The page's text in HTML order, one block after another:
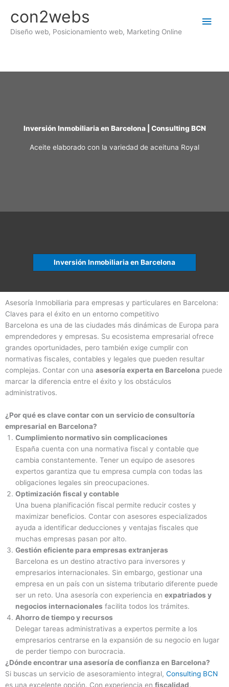
contenido
con2webs
Diseño web, Posicionamiento web, Marketing Online
Inversión Inmobiliaria en Barcelona | Consulting BCN
Aceite elaborado con la variedad de aceituna Royal
Inversión Inmobiliaria en Barcelona
Asesoría Inmobiliaria para empresas y particulares en Barcelona:
Claves para el éxito en un entorno competitivo
Barcelona es una de las ciudades más dinámicas de Europa para
emprendedores y empresas. Su ecosistema empresarial ofrece
grandes oportunidades, pero también exige cumplir con
normativas fiscales, contables y legales que pueden resultar
complejas. Contar con una asesoría experta en Barcelona puede
marcar la diferencia entre el éxito y los obstáculos
administrativos.
¿Por qué es clave contar con un servicio de consultoría
empresarial en Barcelona?
Cumplimiento normativo sin complicaciones
España cuenta con una normativa fiscal y contable que
cambia constantemente. Tener un equipo de asesores
expertos garantiza que tu empresa cumpla con todas las
obligaciones legales sin preocupaciones.
Optimización fiscal y contable
Una buena planificación fiscal permite reducir costes y
maximizar beneficios. Contar con asesores especializados
ayuda a identificar deducciones y ventajas fiscales que
muchas empresas pasan por alto.
Gestión eficiente para empresas extranjeras
Barcelona es un destino atractivo para inversores y
empresarios internacionales. Sin embargo, gestionar una
empresa en un país con un sistema tributario diferente puede
ser un reto. Una asesoría con experiencia en expatriados y
negocios internacionales facilita todos los trámites.
Ahorro de tiempo y recursos
Delegar tareas administrativas a expertos permite a los
empresarios centrarse en la expansión de su negocio en lugar
de perder tiempo con burocracia.
¿Dónde encontrar una asesoría de confianza en Barcelona?
Si buscas un servicio de asesoramiento integral, Consulting BCN
es una excelente opción. Con experiencia en fiscalidad,